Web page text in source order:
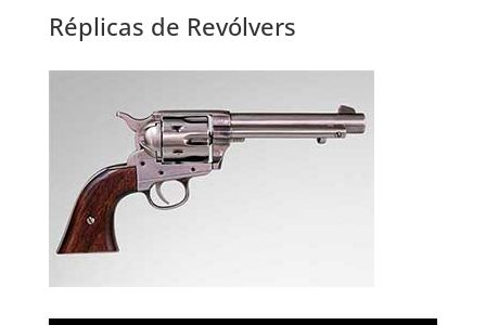
Réplicas de Revólvers